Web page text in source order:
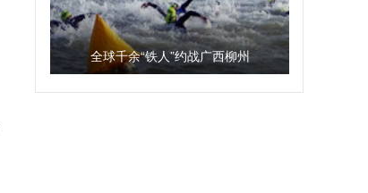
全球千余“铁人”约战广西柳州